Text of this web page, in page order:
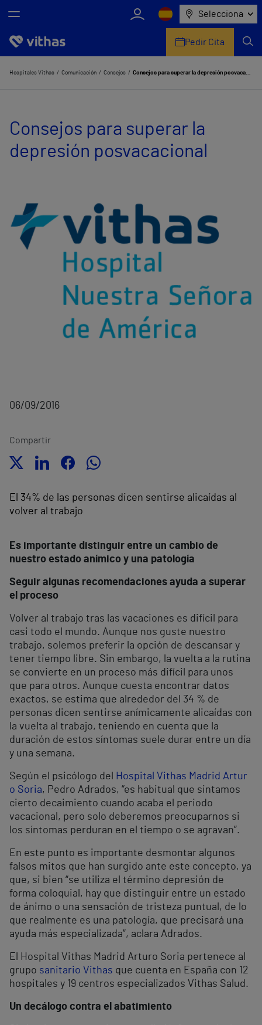
Selecciona
Nosotros
Servicios de salud
Equipo médico y asistencial
Comunicación
Pedir Cita
Hospitales Vithas Comunicación Consejos Consejos para superar la depresión posvacacional
Consejos para superar la
depresión posvacacional
06/09/2016
Compartir
El 34% de las personas dicen sentirse alicaídas al
volver al trabajo
Es importante distinguir entre un cambio de
nuestro estado anímico y una patología
Seguir algunas recomendaciones ayuda a superar
el proceso
Volver al trabajo tras las vacaciones es difícil para
casi todo el mundo. Aunque nos guste nuestro
trabajo, solemos preferir la opción de descansar y
tener tiempo libre. Sin embargo, la vuelta a la rutina
se convierte en un proceso más difícil para unos
que para otros. Aunque cuesta encontrar datos
exactos, se estima que alrededor del 34 % de
personas dicen sentirse anímicamente alicaídas con
la vuelta al trabajo, teniendo en cuenta que la
duración de estos síntomas suele durar entre un día
y una semana.
Según el psicólogo del
Hospital Vithas Madrid Artur
o Soria, Pedro Adrados, “es habitual que sintamos
cierto decaimiento cuando acaba el periodo
vacacional, pero solo deberemos preocuparnos si
los síntomas perduran en el tiempo o se agravan”.
En este punto es importante desmontar algunos
falsos mitos que han surgido ante este concepto, ya
que, si bien “se utiliza el término depresión de
forma coloquial, hay que distinguir entre un estado
de ánimo o una sensación de tristeza puntual, de lo
que realmente es una patología, que precisará una
ayuda más especializada”, aclara Adrados.
El Hospital Vithas Madrid Arturo Soria pertenece al
grupo sanitario Vithas que cuenta en España con 12
hospitales y 19 centros especializados Vithas Salud.
Un decálogo contra el abatimiento